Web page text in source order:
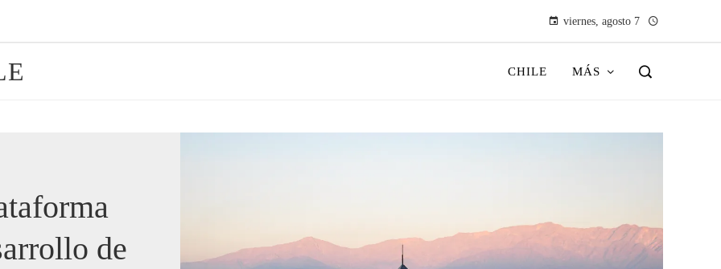
viernes, agosto 7
CHILE MÁS
de